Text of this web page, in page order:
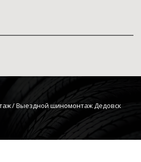
/ Выездной шиномонтаж Дедовск